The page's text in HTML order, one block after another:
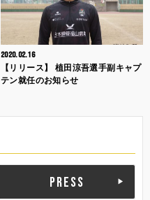
2020.02.16
【リリース】 植田涼吾選手副キャプ
テン就任のお知らせ
PRESS